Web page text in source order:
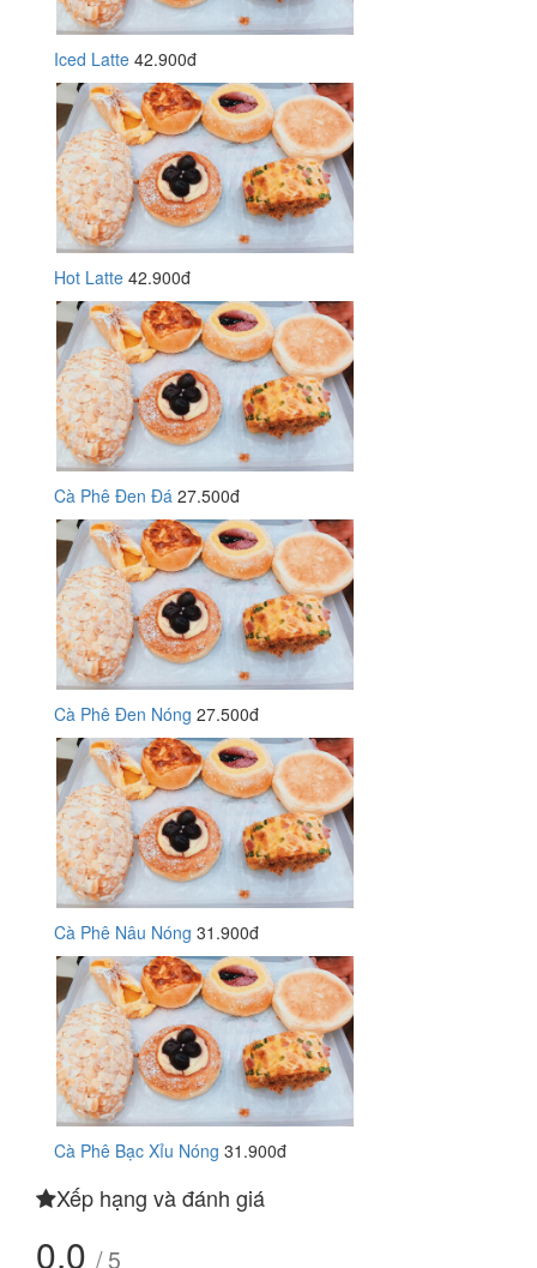
Iced Latte 42.900đ
Hot Latte 42.900đ
Cà Phê Đen Đá 27.500đ
Cà Phê Đen Nóng 27.500đ
Cà Phê Nâu Nóng 31.900đ
Cà Phê Bạc Xỉu Nóng 31.900đ
Xếp hạng và đánh giá
0.0 / 5